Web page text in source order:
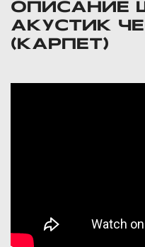
ОПИСАНИЕ
АКУСТИК
(КАРПЕТ)